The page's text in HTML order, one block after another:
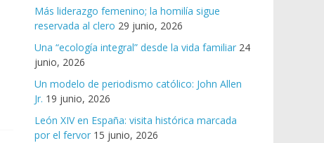
Más liderazgo femenino; la homilía sigue
reservada al clero 29 junio, 2026
Una “ecología integral” desde la vida familiar 24
junio, 2026
Un modelo de periodismo católico: John Allen
Jr. 19 junio, 2026
León XIV en España: visita histórica marcada
por el fervor 15 junio, 2026